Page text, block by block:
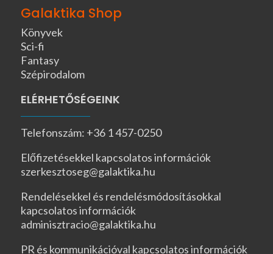
Galaktika Shop
Könyvek
Sci-fi
Fantasy
Szépirodalom
ELÉRHETŐSÉGEINK
Telefonszám: +36 1 457-0250
Előfizetésekkel kapcsolatos információk
szerkesztoseg@galaktika.hu
Rendelésekkel és rendelésmódosításokkal
kapcsolatos információk
adminisztracio@galaktika.hu
PR és kommunikációval kapcsolatos információk